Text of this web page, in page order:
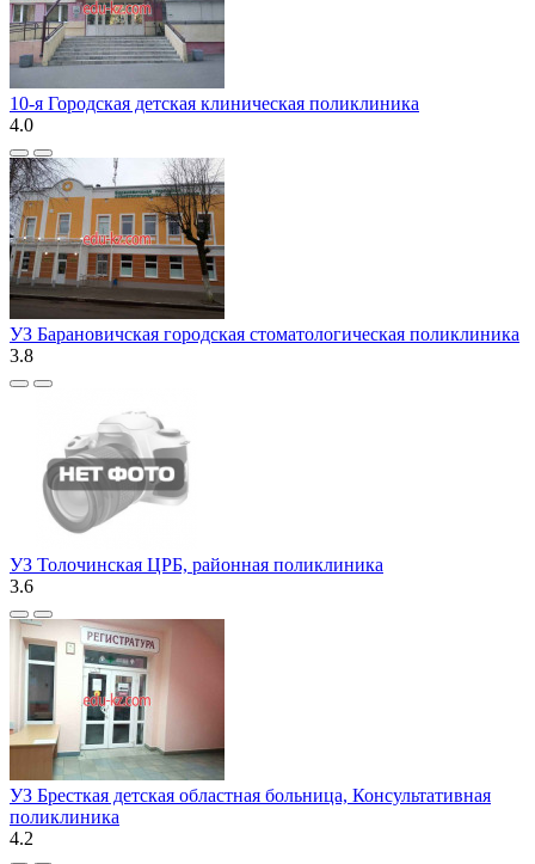
10-я Городская детская клиническая поликлиника
4.0
УЗ Барановичская городская стоматологическая поликлиника
3.8
УЗ Толочинская ЦРБ, районная поликлиника
3.6
УЗ Бресткая детская областная больница, Консультативная
поликлиника
4.2